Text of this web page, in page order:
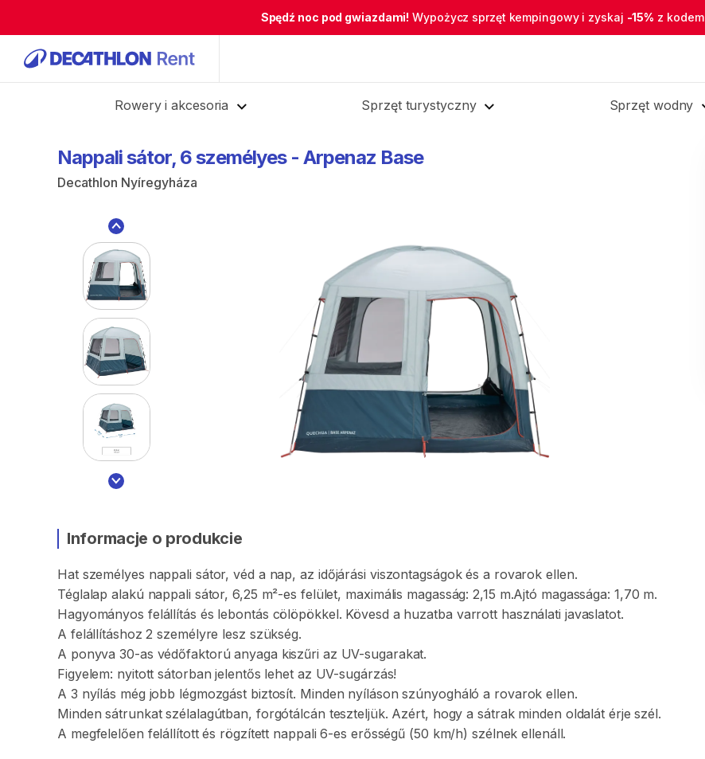
Spędź noc pod gwiazdami! Wypożycz sprzęt kempingowy i zyskaj -15% z kodem
Rowery i akcesoria Sprzęt turystyczny Sprzęt wodny
Nappalisátor​,​ 6személyes - Arpenaz Base
Decathlon Nyíregyháza
Informacje o produkcie
Hat személyes nappali sátor​,​ véd a nap​,​ az időjárási viszontagságok és a rovarok ellen.
Téglalap alakú nappali sátor​,​ 6​,​25 m²-es felület​,​ maximális magasság: 2​,​15 m.Ajtó magassága: 1​,​70 m.
Hagyományos felállítás és lebontás cölöpökkel. Kövesd a huzatba varrott használati javaslatot.
A felállításhoz 2 személyre lesz szükség.
A ponyva 30-as védőfaktorú anyaga kiszűri az UV-sugarakat.
Figyelem: nyitott sátorban jelentős lehet az UV-sugárzás!
A 3 nyílás még jobb légmozgást biztosít. Minden nyíláson szúnyogháló a rovarok ellen.
Minden sátrunkat szélalagútban​,​ forgótálcán teszteljük. Azért​,​ hogy a sátrak minden oldalát érje szél.
A megfelelően felállított és rögzített nappali 6-es erősségű (50 km​/​h) szélnek ellenáll.